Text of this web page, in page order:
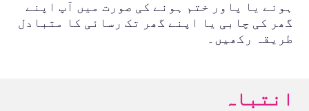
ہونے یا پاور ختم ہونے کی صورت میں آپ اپنے
گھر کی چابی یا اپنے گھر تک رسائی کا متبادل
طریقہ رکھیں۔
انتباہ